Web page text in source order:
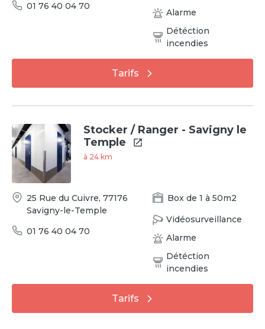
01 76 40 04 70
Alarme
Détéction
incendies
Tarifs
Stocker / Ranger - Savigny le
Temple
à 24 km
25 Rue du Cuivre, 77176
Savigny-le-Temple
01 76 40 04 70
Boxde 1 à 50m2
Vidéosurveillance
Alarme
Détéction
incendies
Tarifs